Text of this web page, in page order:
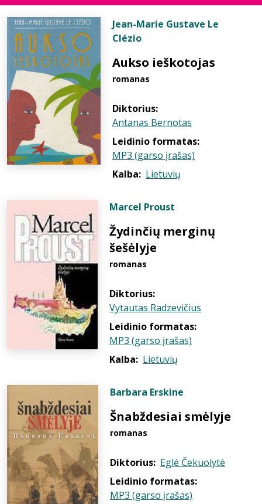
Jean-Marie Gustave Le
Clézio
Aukso ieškotojas
romanas
Diktorius:
Antanas Bernotas
Leidinio formatas:
MP3 (garso įrašas)
Kalba: Lietuvių
Marcel Proust
Žydinčių merginų
šešėlyje
romanas
Diktorius:
Vytautas Radzevičius
Leidinio formatas:
MP3 (garso įrašas)
Kalba: Lietuvių
Barbara Erskine
Šnabždesiai smėlyje
romanas
Diktorius: Eglė Čekuolytė
Leidinio formatas:
MP3 (garso įrašas)